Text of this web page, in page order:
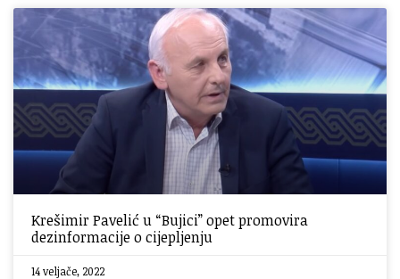
Krešimir Pavelić u “Bujici” opet promovira
dezinformacije o cijepljenju
14 veljače, 2022